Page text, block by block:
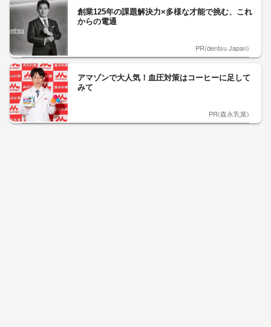
創業125年の課題解決力×多様な才能で挑む、これ
からの電通
PR(dentsu Japan)
アマゾンで大人気！血圧対策はコーヒーに足して
みて
PR(森永乳業)